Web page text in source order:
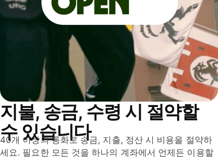
지불, 송금, 수령 시 절약할
수 있습니다
40개 이상의 통화로 송금, 지출, 정산 시 비용을 절약하
세요. 필요한 모든 것을 하나의 계좌에서 언제든 이용할